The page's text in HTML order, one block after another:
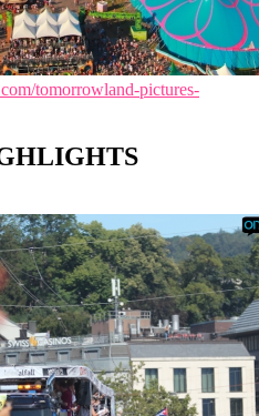
tomorrowland-pictures-